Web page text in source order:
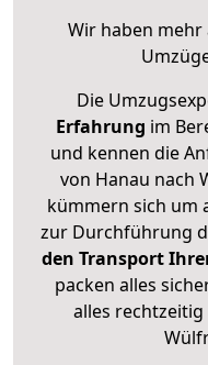
Wir haben mehr
Die
Erfahrung im
und kennen die
von Hanau nach
kümmern sich um
zur Durchführung
den Transport
packen alles
alles